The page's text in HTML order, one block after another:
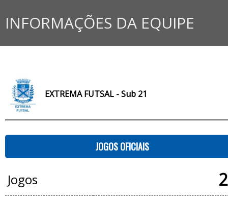
INFORMAÇÕES DA EQUIPE
EXTREMA FUTSAL - Sub 21
JOGOS OFICIAIS
Jogos